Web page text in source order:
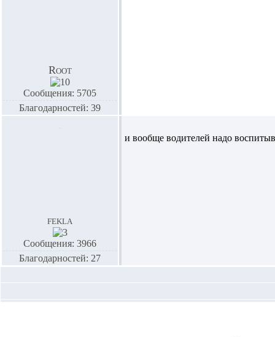
Root
Сообщения: 5705
Благодарностей: 39
fekla
Сообщения: 3966
Благодарностей: 27
и вообще водителей надо